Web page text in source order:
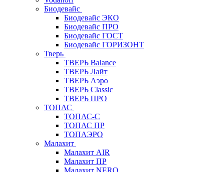
Биодевайс
Биодевайс ЭКО
Биодевайс ПРО
Биодевайс ГОСТ
Биодевайс ГОРИЗОНТ
Тверь
ТВЕРЬ Balance
ТВЕРЬ Лайт
ТВЕРЬ Аэро
ТВЕРЬ Classic
ТВЕРЬ ПРО
ТОПАС
ТОПАС-С
ТОПАС ПР
ТОПАЭРО
Малахит
Малахит AIR
Малахит ПР
Малахит NERO